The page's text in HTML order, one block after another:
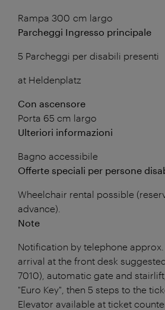
Rampa 300 cm largo
Parcheggi Ingresso principale
5 Parcheggi per disabili presenti
at Heldenplatz
Con ascensore
Porta 65 cm largo
Ulteriori informazioni
Bagno accessibile
Offerte speciali per persone
Wheelchair rental possible
advance).
Note
Notification by telephone
arrival at the front desk
7010), automatic gate and
"Euro Key", then 5 steps to the
Elevator available at ticket